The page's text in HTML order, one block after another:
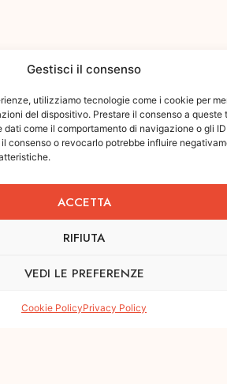
Gestisci il consenso
utilizziamo tecnologie come i cookie per
del dispositivo. Prestare il consenso a queste
dati come il comportamento di navigazione o gli
consenso o revocarlo potrebbe influire
ACCETTA
RIFIUTA
VEDI LE PREFERENZE
Cookie PolicyPrivacy Policy